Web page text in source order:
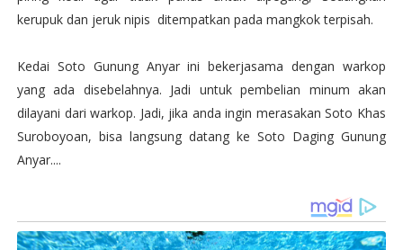
kerupuk dan jeruk nipis ditempatkan pada mangkok terpisah.
Kedai Soto Gunung Anyar ini bekerjasama dengan warkop
yang ada disebelahnya. Jadi untuk pembelian minum akan
dilayani dari warkop. Jadi, jika anda ingin merasakan Soto Khas
Suroboyoan, bisa langsung datang ke Soto Daging Gunung
Anyar....